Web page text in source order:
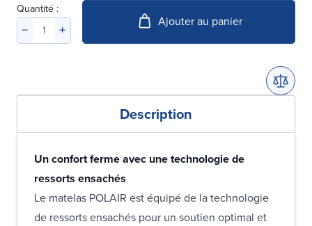
Quantité :
Ajouter au panier
Description
Un confort ferme avec une technologie de
ressorts ensachés
Le matelas POLAIR est équipé de la technologie
de ressorts ensachés pour un soutien optimal et